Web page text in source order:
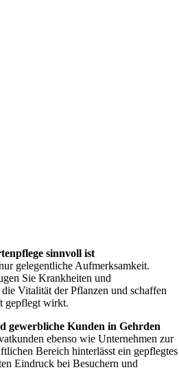
sinnvoll ist
gelegentliche Aufmerksamkeit.
Sie Krankheiten und
Vitalität der Pflanzen und schaffen
gepflegt wirkt.
gewerbliche Kunden in Gehrden
ebenso wie Unternehmen zur
Bereich hinterlässt ein gepflegtes
Eindruck bei Besuchern und